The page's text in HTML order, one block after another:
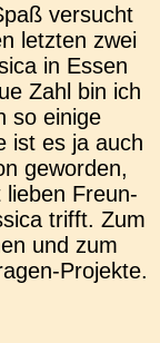
ver­sucht
letz­ten zwei
in Essen
Zahl bin ich
so einige
ist es ja auch
gewor­den,
lieben Freun­
trifft. Zum
und zum
Projekte.